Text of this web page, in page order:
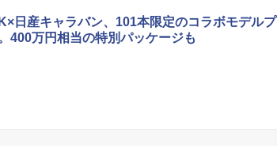
日産キャラバン、101本限定のコラボモデルプ
400万円相当の特別パッケージも